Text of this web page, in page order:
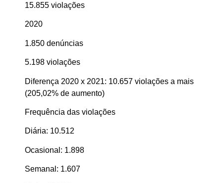
15.855 violações
2020
1.850 denúncias
5.198 violações
Diferença 2020 x 2021: 10.657 violações a mais
(205,02% de aumento)
Frequência das violações
Diária: 10.512
Ocasional: 1.898
Semanal: 1.607